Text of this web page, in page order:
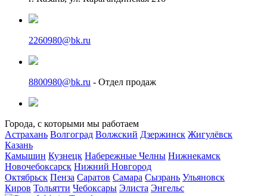
2260980@bk.ru
8800980@bk.ru - Отдел продаж
Города, с которыми мы работаем
Астрахань Волгоград Волжский Дзержинск Жигулёвск
Казань
Камышин Кузнецк Набережные Челны Нижнекамск
Новочебоксарск Нижний Новгород
Октябрьск Пенза Саратов Самара Сызрань Ульяновск
Киров Тольятти Чебоксары Элиста Энгельс